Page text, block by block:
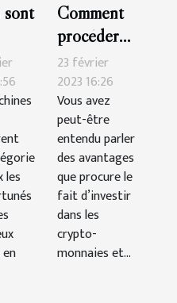
sont
à
?
les
Comment
procéder
pour
acheter
des
crypto-
monnaies
en tant que
débutant ?
23 février
2023 16:26
Vous avez
peut-être
entendu parler
des avantages
que procure le
fait d’investir
dans les
crypto-
monnaies et...